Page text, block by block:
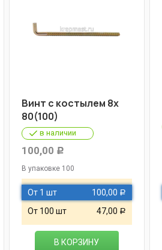
Винт с костылем 8х
80(100)
в наличии
100,00 Р
В упаковке 100
От 1 шт 100,00 Р
От 100 шт 47,00 Р
В КОРЗИНУ